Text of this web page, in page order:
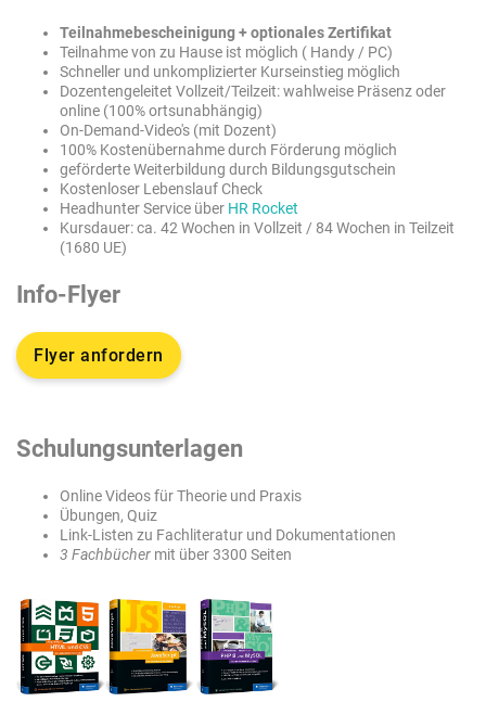
Teilnahmebescheinigung + optionales Zertifikat
Teilnahme von zu Hause ist möglich ( Handy / PC)
Schneller und unkomplizierter Kurseinstieg möglich
Dozentengeleitet Vollzeit/Teilzeit: wahlweise Präsenz oder
online (100% ortsunabhängig)
On-Demand-Video's (mit Dozent)
100% Kostenübernahme durch Förderung möglich
geförderte Weiterbildung durch Bildungsgutschein
Kostenloser Lebenslauf Check
Headhunter Service über HR Rocket
Kursdauer: ca. 42 Wochen in Vollzeit / 84 Wochen in Teilzeit
(1680 UE)
Info-Flyer
Flyer anfordern
Schulungsunterlagen
Online Videos für Theorie und Praxis
Übungen, Quiz
Link-Listen zu Fachliteratur und Dokumentationen
3 Fachbücher mit über 3300 Seiten